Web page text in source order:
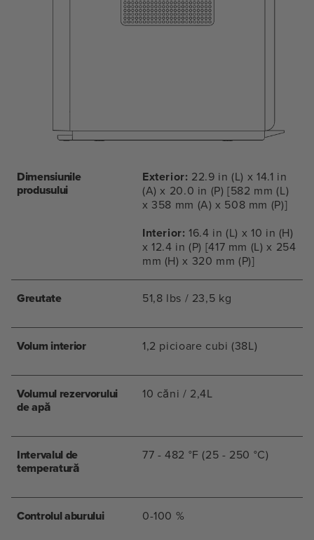
Dimensiunile
produsului
Exterior: 22.9 in (L) x 14.1 in
(A) x 20.0 in (P) [582 mm (L)
x 358 mm (A) x 508 mm (P)]
Interior: 16.4 in (L) x 10 in (H)
x 12.4 in (P) [417 mm (L) x 254
mm (H) x 320 mm (P)]
Greutate 51,8 lbs / 23,5 kg
Volum interior 1,2 picioare cubi (38L)
Volumul rezervorului
de apă
10 căni / 2,4L
Intervalul de
temperatură
77 - 482 °F (25 - 250 °C)
Controlul aburului 0-100 %